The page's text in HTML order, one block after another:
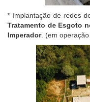
* Implantação de redes
Tratamento de Esgoto
Imperador. (em